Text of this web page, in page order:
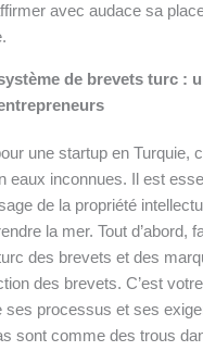
avec audace sa
de brevets turc :
une startup en Turquie,
eaux inconnues. Il est
de la propriété
la mer. Tout d’abord,
des brevets et des
des brevets. C’est
ses processus et ses
sont comme des trous